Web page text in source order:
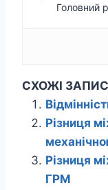
Головний
СХОЖІ
Різниця
Різниця
ГРМ